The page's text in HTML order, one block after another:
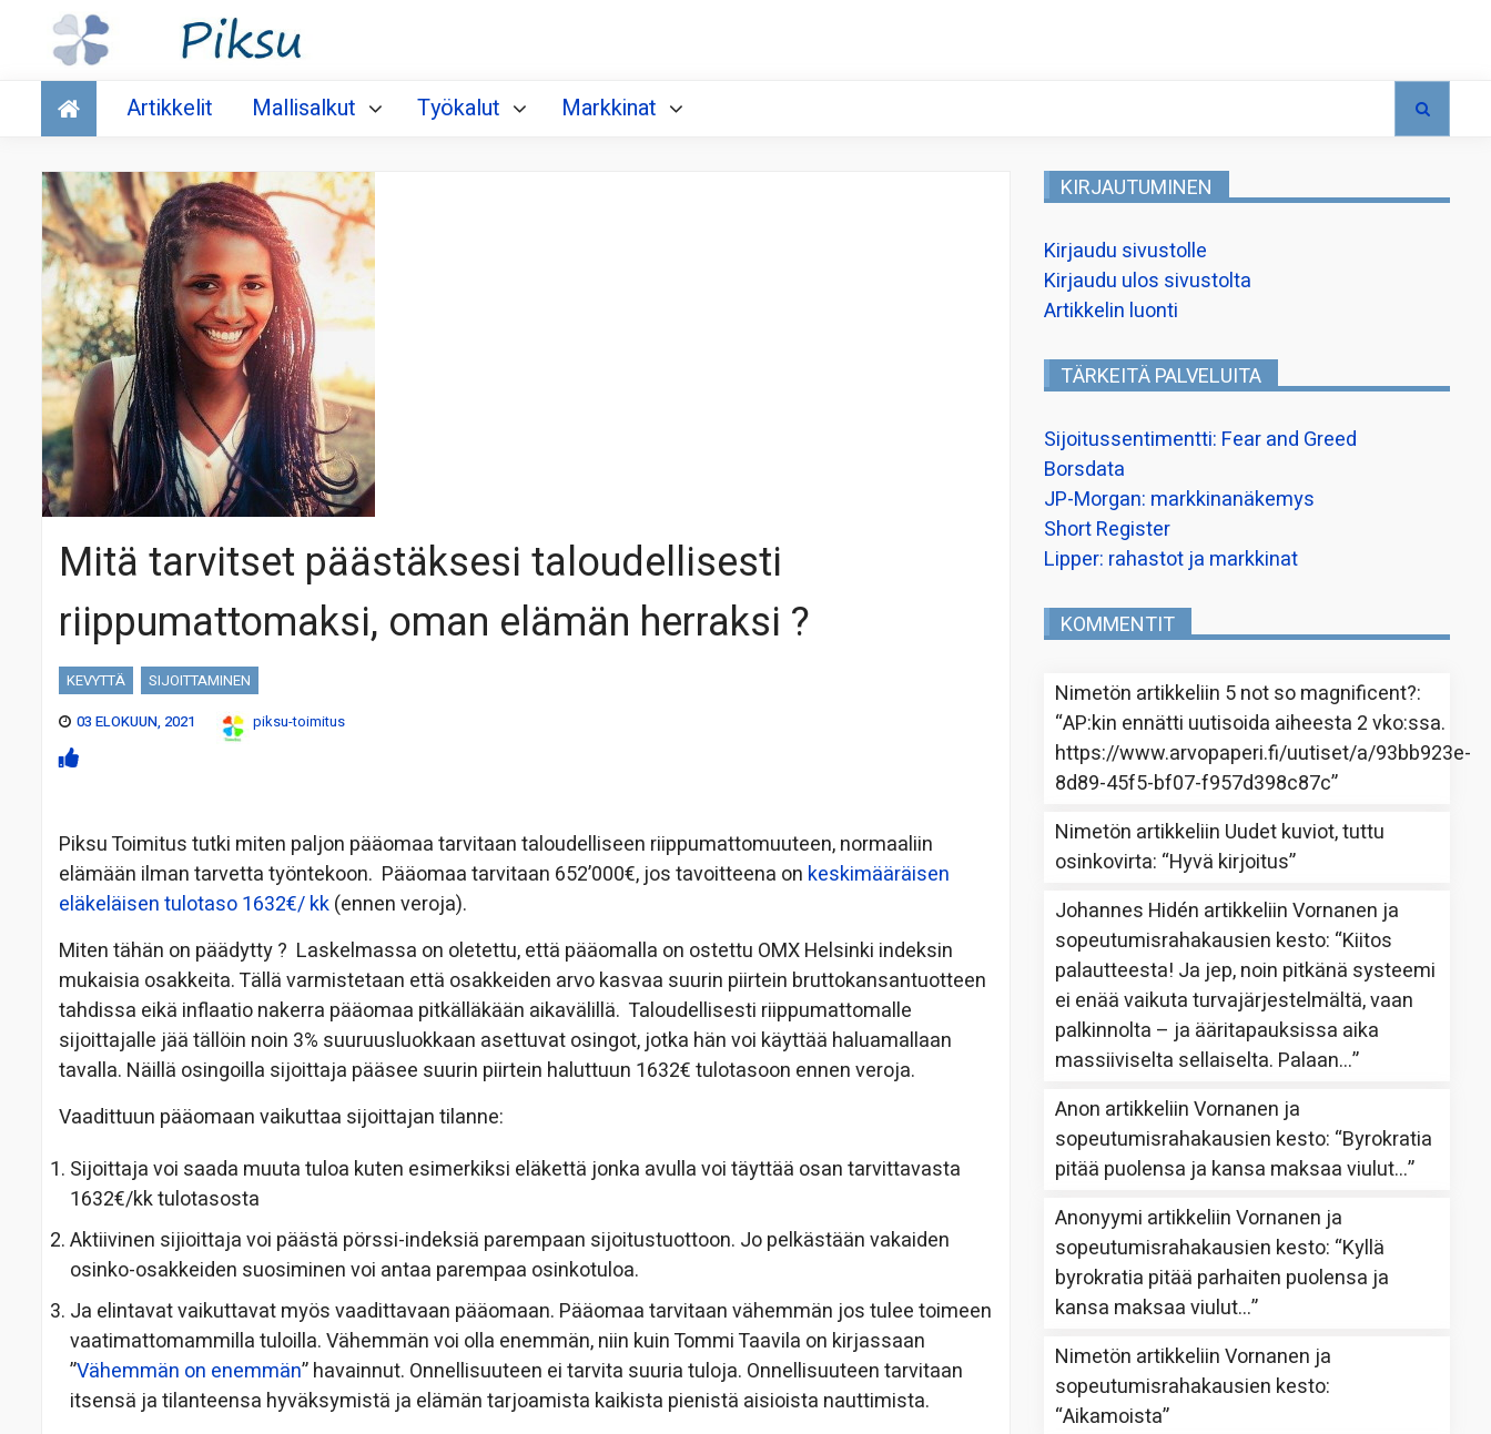
Talous
Artikkelit Mallisalkut Työkalut Markkinat
Mitä tarvitset päästäksesi taloudellisesti
riippumattomaksi, oman elämän herraksi ?
KEVYTTÄ
SIJOITTAMINEN
03 ELOKUUN, 2021
piksu-toimitus
Piksu Toimitus tutki miten paljon pääomaa tarvitaan taloudelliseen riippumattomuuteen, normaaliin
elämään ilman tarvetta työntekoon. Pääomaa tarvitaan 652’000€, jos tavoitteena on keskimääräisen
eläkeläisen tulotaso 1632€/ kk(ennen veroja).
Miten tähän on päädytty ? Laskelmassa on oletettu, että pääomalla on ostettu OMX Helsinki indeksin
mukaisia osakkeita. Tällä varmistetaan että osakkeiden arvo kasvaa suurin piirtein bruttokansantuotteen
tahdissa eikä inflaatio nakerra pääomaa pitkälläkään aikavälillä. Taloudellisesti riippumattomalle
sijoittajalle jää tällöin noin 3% suuruusluokkaan asettuvat osingot, jotka hän voi käyttää haluamallaan
tavalla. Näillä osingoilla sijoittaja pääsee suurin piirtein haluttuun 1632€ tulotasoon ennen veroja.
Vaadittuun pääomaan vaikuttaa sijoittajan tilanne:
Sijoittaja voi saada muuta tuloa kuten esimerkiksi eläkettä jonka avulla voi täyttää osan tarvittavasta
1632€/kk tulotasosta
Aktiivinen sijioittaja voi päästä pörssi-indeksiä parempaan sijoitustuottoon. Jo pelkästään vakaiden
osinko-osakkeiden suosiminen voi antaa parempaa osinkotuloa.
Ja elintavat vaikuttavat myös vaadittavaan pääomaan. Pääomaa tarvitaan vähemmän jos tulee toimeen
vaatimattomammilla tuloilla. Vähemmän voi olla enemmän, niin kuin Tommi Taavila on kirjassaan
”Vähemmän on enemmän” havainnut. Onnellisuuteen ei tarvita suuria tuloja. Onnellisuuteen tarvitaan
itsensä ja tilanteensa hyväksymistä ja elämän tarjoamista kaikista pienistä aisioista nauttimista.
KIRJAUTUMINEN
Kirjaudu sivustolle
Kirjaudu ulos sivustolta
Artikkelin luonti
TÄRKEITÄ PALVELUITA
Sijoitussentimentti: Fear and Greed
Borsdata
JP-Morgan: markkinanäkemys
Short Register
Lipper: rahastot ja markkinat
KOMMENTIT
Nimetön artikkeliin 5 not so magnificent?:
“AP:kin ennätti uutisoida aiheesta 2 vko:ssa.
https://www.arvopaperi.fi/uutiset/a/93bb923e-
8d89-45f5-bf07-f957d398c87c”
Nimetön artikkeliin Uudet kuviot, tuttu
osinkovirta: “Hyvä kirjoitus”
Johannes Hidén artikkeliinVornanen ja
sopeutumisrahakausien kesto: “Kiitos
palautteesta! Ja jep, noin pitkänä systeemi
ei enää vaikuta turvajärjestelmältä, vaan
palkinnolta – ja ääritapauksissa aika
massiiviselta sellaiselta. Palaan…”
Anon artikkeliinVornanen ja
sopeutumisrahakausien kesto: “Byrokratia
pitää puolensa ja kansa maksaa viulut…”
Anonyymi artikkeliinVornanen ja
sopeutumisrahakausien kesto: “Kyllä
byrokratia pitää parhaiten puolensa ja
kansa maksaa viulut…”
Nimetön artikkeliinVornanen ja
sopeutumisrahakausien kesto:
“Aikamoista”